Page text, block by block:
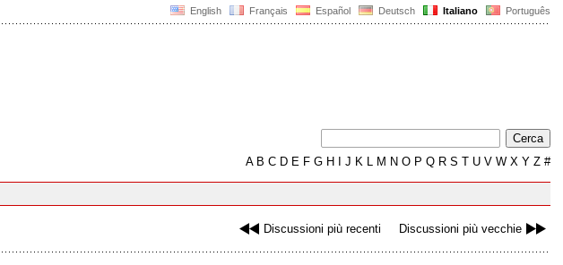
English Français Español Deutsch Italiano Português
AB C D E F G H J K L M N O P Q R S T U V W X Y Z #
Discussioni più recenti Discussioni più vecchie